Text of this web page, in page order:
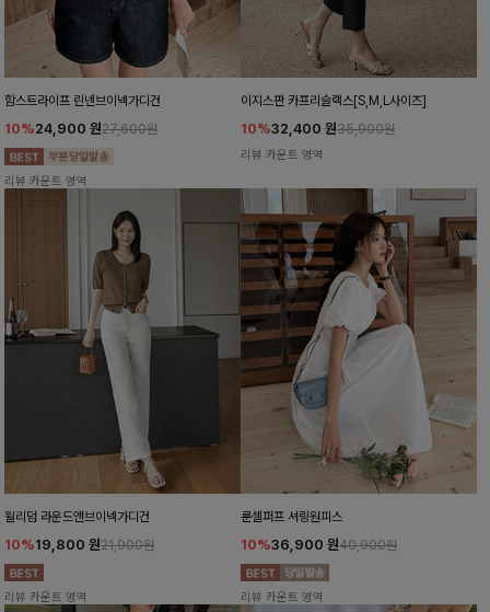
함스트라이프 린넨브이넥가디건
10%24,900 원27,600원
리뷰 카운트 영역
이지스판 카프리슬랙스[S,M,L사이즈]
10%32,400 원35,900원
리뷰 카운트 영역
윌리덤 라운드앤브이넥가디건
10%19,800 원21,900원
리뷰 카운트 영역
룬셀퍼프 셔링원피스
10%36,900 원40,900원
리뷰 카운트 영역